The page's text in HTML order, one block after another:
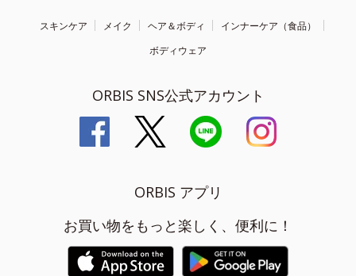
スキンケア メイク ヘア＆ボディ
インナーケア（食品）
ボディウェア
ORBIS SNS公式アカウント
ORBIS アプリ
お買い物をもっと楽しく、便利に！